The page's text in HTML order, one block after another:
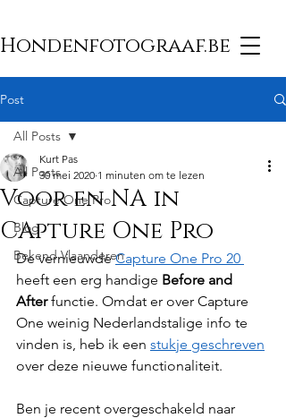
Hondenfotograaf.be
Post
All Posts
Capture One Pro
Blog
Bekend Vlaanderen
All Posts
Voor en NA in
CApture One Pro
Kurt Pas
30 mei 2020 1 minuten om te lezen
De vernieuwde Capture One Pro 20
heeft een erg handige Before and
After functie. Omdat er over Capture
One weinig Nederlandstalige info te
vinden is, heb ik een stukje geschreven
over deze nieuwe functionaliteit.
Ben je recent overgeschakeld naar